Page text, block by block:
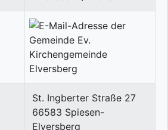
St. Ingberter Straße 27
66583 Spiesen-
Elversberg